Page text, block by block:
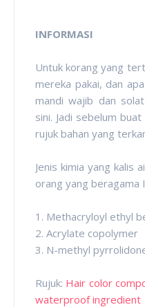
INFORMASI
Untuk korang yang
mereka pakai, dan
mandi wajib dan
sini. Jadi sebelum
rujuk bahan yang
Jenis kimia yang kalis
orang yang beragama
1. Methacryloyl ethyl
2. Acrylate copolymer
3. N-methyl
Rujuk: Hair color
waterproof ingredient